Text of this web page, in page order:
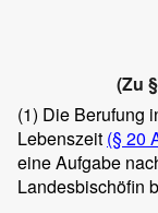
(Zu
(1) Die Berufung
Lebenszeit (§ 20
eine Aufgabe
Landesbischöfin